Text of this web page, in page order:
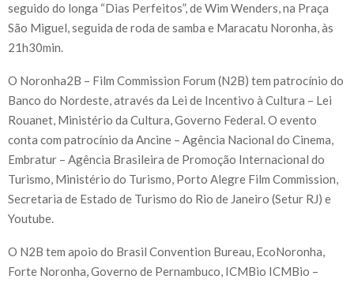
seguido do longa “Dias Perfeitos”, de Wim Wenders, na Praça
São Miguel, seguida de roda de samba e Maracatu Noronha, às
21h30min.
O Noronha2B – Film Commission Forum (N2B) tem patrocínio do
Banco do Nordeste, através da Lei de Incentivo à Cultura – Lei
Rouanet, Ministério da Cultura, Governo Federal. O evento
conta com patrocínio da Ancine – Agência Nacional do Cinema,
Embratur – Agência Brasileira de Promoção Internacional do
Turismo, Ministério do Turismo, Porto Alegre Film Commission,
Secretaria de Estado de Turismo do Rio de Janeiro (Setur RJ) e
Youtube.
O N2B tem apoio do Brasil Convention Bureau, EcoNoronha,
Forte Noronha, Governo de Pernambuco, ICMBio ICMBio –